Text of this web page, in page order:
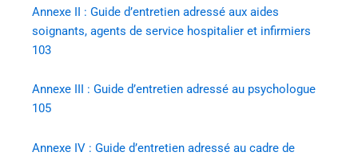
Annexe II : Guide d’entretien adressé aux aides
soignants, agents de service hospitalier et infirmiers
103
Annexe III : Guide d’entretien adressé au psychologue
105
Annexe IV : Guide d’entretien adressé au cadre de